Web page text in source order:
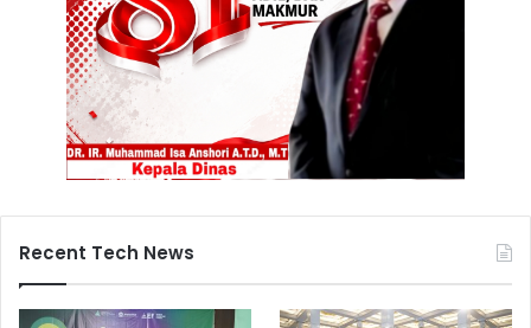
Recent Tech News